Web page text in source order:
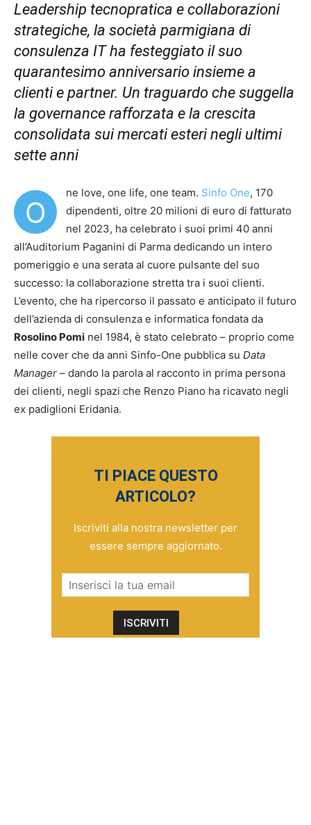
Leadership tecnopratica e collaborazioni
strategiche, la società parmigiana di
consulenza IT ha festeggiato il suo
quarantesimo anniversario insieme a
clienti e partner. Un traguardo che suggella
la governance rafforzata e la crescita
consolidata sui mercati esteri negli ultimi
sette anni
O
ne love, one life, one team. Sinfo One, 170
dipendenti, oltre 20 milioni di euro di fatturato
nel 2023, ha celebrato i suoi primi 40 anni
all’Auditorium Paganini di Parma dedicando un intero
pomeriggio e una serata al cuore pulsante del suo
successo: la collaborazione stretta tra i suoi clienti.
L’evento, che ha ripercorso il passato e anticipato il futuro
dell’azienda di consulenza e informatica fondata da
Rosolino Pomi nel 1984, è stato celebrato – proprio come
nelle cover che da anni Sinfo-One pubblica su Data
Manager – dando la parola al racconto in prima persona
dei clienti, negli spazi che Renzo Piano ha ricavato negli
ex padiglioni Eridania.
TI PIACE QUESTO
ARTICOLO?
Iscriviti alla nostra newsletter per
essere sempre aggiornato.